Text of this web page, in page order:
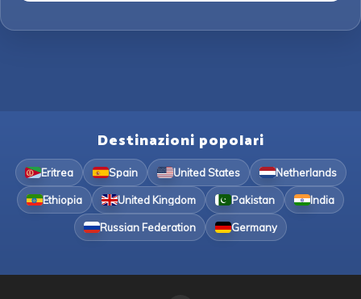
Destinazioni popolari
Eritrea Spain United States Netherlands
Ethiopia United Kingdom Pakistan India
Russian Federation Germany